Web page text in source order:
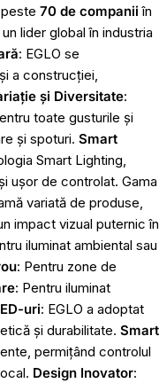
70 de companii în
lider global în industria
: EGLO se
a construcției,
și Diversitate:
toate gusturile și
și spoturi. Smart
Smart Lighting,
ușor de controlat. Gama
variată de produse,
impact vizual puternic în
iluminat ambiental sau
: Pentru zone de
: Pentru iluminat
uri: EGLO a adoptat
și durabilitate. Smart
permițând controlul
Design Inovator: